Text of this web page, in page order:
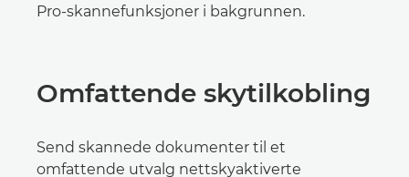
Pro-skannefunksjoner i bakgrunnen.
Omfattende skytilkobling
Send skannede dokumenter til et
omfattende utvalg nettskyaktiverte